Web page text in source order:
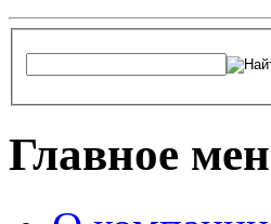
Главное